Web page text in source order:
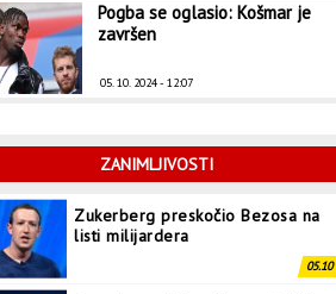
Pogba se oglasio: Košmar je
završen
05. 10. 2024 - 12:07
ZANIMLJIVOSTI
Zukerberg preskočio Bezosa na
listi milijardera
05.10